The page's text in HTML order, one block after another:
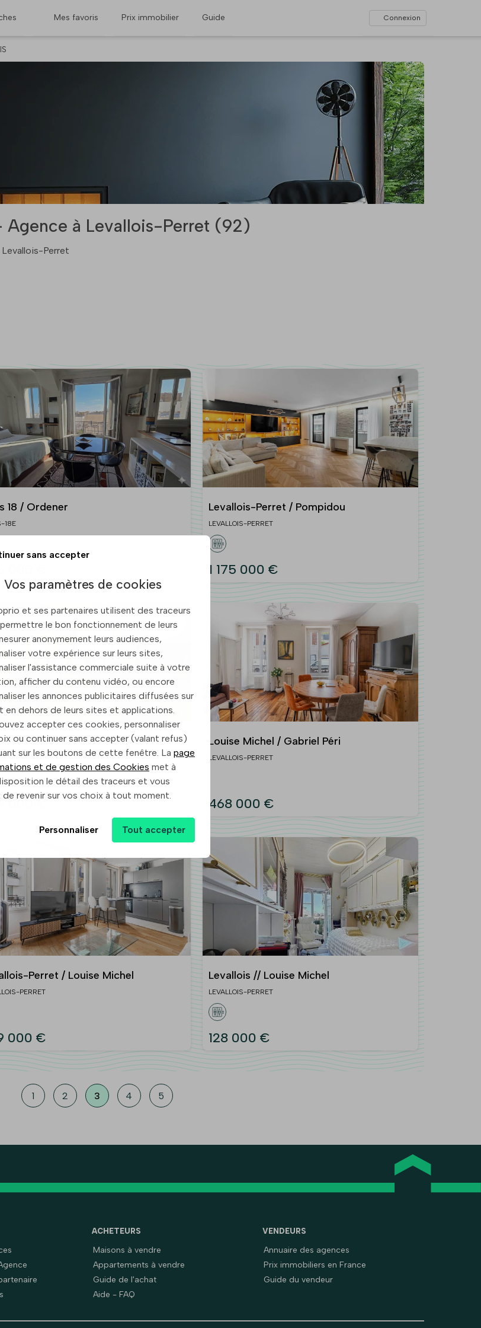
Mes favoris Prix immobilier Guide Connexion
Agence à Levallois-Perret (92)
Perret
18 / Ordener
18E
Levallois-Perret / Pompidou
LEVALLOIS-PERRET
1 175 000 €
Perret / Louise Michel
PERRET
000 €
Louise Michel / Gabriel Péri
LEVALLOIS-PERRET
468 000 €
Perret / Louise Michel
PERRET
000 €
Levallois // Louise Michel
LEVALLOIS-PERRET
128 000 €
1 2 3 4 5
ACHETEURS
Maisons à vendre
Appartements à vendre
Guide de l'achat
Aide - FAQ
VENDEURS
Annuaire des agences
Prix immobiliers en France
Guide du vendeur
sans accepter
Vos paramètres de cookies
et ses partenaires utilisent des traceurs
le bon fonctionnement de leurs
anonymement leurs audiences,
votre expérience sur leurs sites,
l'assistance commerciale suite à votre
afficher du contenu vidéo, ou encore
les annonces publicitaires diffusées sur
en dehors de leurs sites et applications.
accepter ces cookies, personnaliser
ou continuer sans accepter (valant refus)
sur les boutons de cette fenêtre. La page
et de gestion des Cookies met à
le détail des traceurs et vous
revenir sur vos choix à tout moment.
Personnaliser Tout accepter